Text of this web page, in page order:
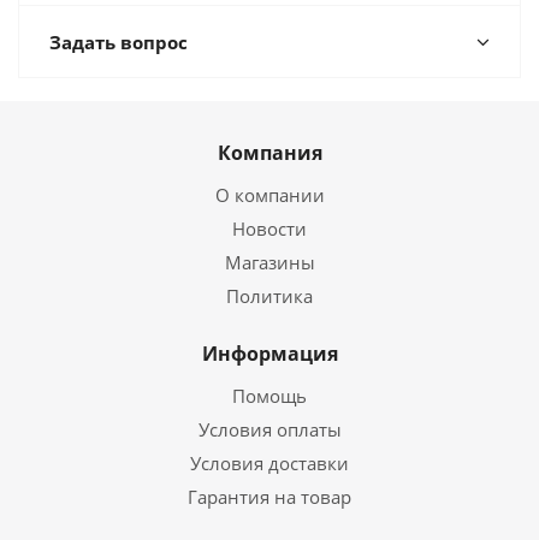
Задать вопрос
Компания
О компании
Новости
Магазины
Политика
Информация
Помощь
Условия оплаты
Условия доставки
Гарантия на товар